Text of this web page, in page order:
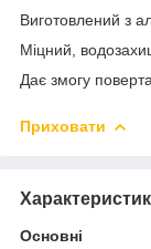
Виготовлений з
Міцний,
Дає змогу
Приховати
Основні